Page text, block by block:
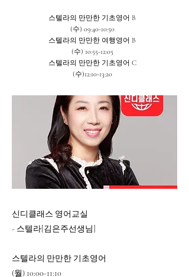
스텔라의 만만한 기초영어 B
(수) 09:40-10:50
스텔라의 만만한 여행영어 B
(수) 10:55-12:05
스텔라의 만만한 기초영어 C
(수)12:10-13:20
신디클래스 영어교실
- 스텔라[김은주선생님]
스텔라의 만만한 기초영어
(월) 10:00-11:10